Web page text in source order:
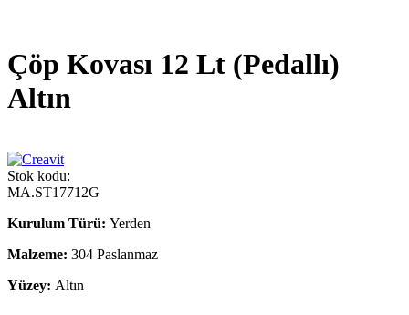
Çöp Kovası 12 Lt (Pedallı)
Altın
Stok kodu:
MA.ST17712G
Kurulum Türü: Yerden
Malzeme: 304 Paslanmaz
Yüzey: Altın